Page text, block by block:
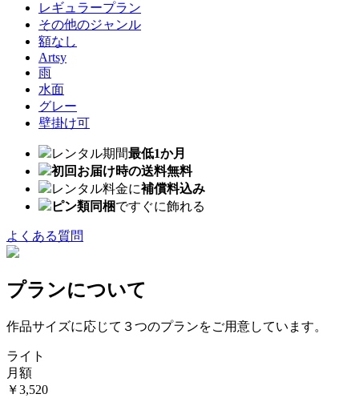
レギュラープラン
その他のジャンル
額なし
Artsy
雨
水面
グレー
壁掛け可
レンタル期間最低1か月
初回お届け時の送料無料
レンタル料金に補償料込み
ピン類同梱ですぐに飾れる
よくある質問
プランについて
作品サイズに応じて３つのプランをご用意しています。
ライト
月額
￥3,520